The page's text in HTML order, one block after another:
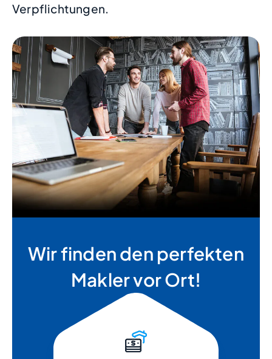
Verpflichtungen.
Wir finden den perfekten
Makler vor Ort!